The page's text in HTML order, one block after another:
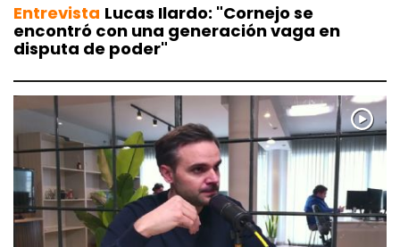
Entrevista Lucas Ilardo: "Cornejo se
encontró con una generación vaga en
disputa de poder"